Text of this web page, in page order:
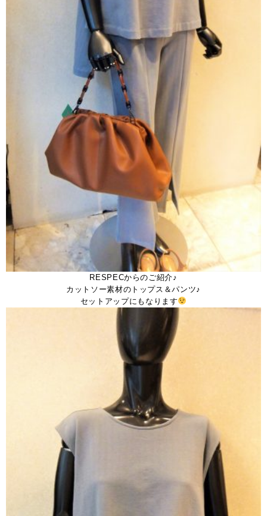
RESPECからのご紹介♪
カットソー素材のトップス＆パンツ♪
セットアップにもなります